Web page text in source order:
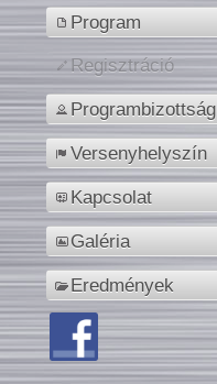
Program
Regisztráció
Programbizottság
Versenyhelyszín
Kapcsolat
Galéria
Eredmények